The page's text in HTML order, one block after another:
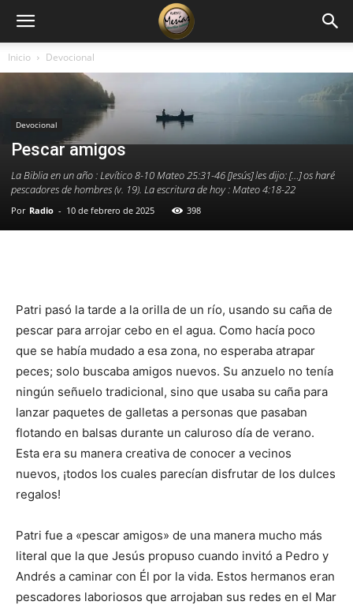
Inicio Devocional
Devocional
Pescar amigos
La Biblia en un año : Levítico 8-10 Mateo 25:31-46 [Jesús] les dijo: […] os haré
pescadores de hombres (v. 19). La escritura de hoy : Mateo 4:18-22
Por Radio - 10 de febrero de 2025 398
Patri pasó la tarde a la orilla de un río, usando su caña de
pescar para arrojar cebo en el agua. Como hacía poco
que se había mudado a esa zona, no esperaba atrapar
peces; solo buscaba amigos nuevos. Su anzuelo no tenía
ningún señuelo tradicional, sino que usaba su caña para
lanzar paquetes de galletas a personas que pasaban
flotando en balsas durante un caluroso día de verano.
Esta era su manera creativa de conocer a vecinos
nuevos, ¡todos los cuales parecían disfrutar de los dulces
regalos!
Patri fue a «pescar amigos» de una manera mucho más
literal que la que Jesús propuso cuando invitó a Pedro y
Andrés a caminar con Él por la vida. Estos hermanos eran
pescadores laboriosos que arrojaban sus redes en el Mar